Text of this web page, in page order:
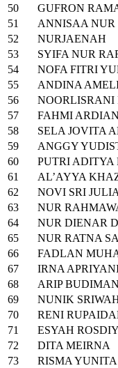
50
GUFRON
51
ANNISAA
52
NURJAENAH
53
SYIFA NUR
54
NOFA FITRI
55
ANDINA
56
NOORLISRANI
57
FAHMI
58
SELA JOVITA
59
ANGGY
60
PUTRI ADITYA
61
AL’AYYA
62
NOVI SRI
63
NUR
64
NUR DIENAR
65
NUR RATNA
66
FADLAN
67
IRNA
68
ARIP BUDIMAN
69
NUNIK
70
RENI
71
ESYAH
72
DITA MEIRNA
73
RISMA YUNITA